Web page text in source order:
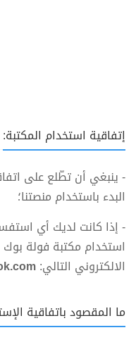
إتفاقية استخدام المكتبة:
- ينبغي أن تطّلع على
البدء باستخدام منصتنا؛
- إذا كانت لديك أي
استخدام مكتبة فولة بوك
الالكتروني التالي:
ما المقصود باتفاقية